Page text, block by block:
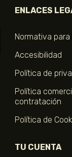
ENLACES
Normativa
Accesibilidad
Política de
Política
contratación
Política de
TU CUENTA